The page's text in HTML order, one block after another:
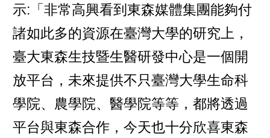
示:「非常高興看到東森媒體集團能夠付
諸如此多的資源在臺灣大學的研究上，
臺大東森生技暨生醫研發中心是一個開
放平台，未來提供不只臺灣大學生命科
學院、農學院、醫學院等等，都將透過
平台與東森合作，今天也十分欣喜東森